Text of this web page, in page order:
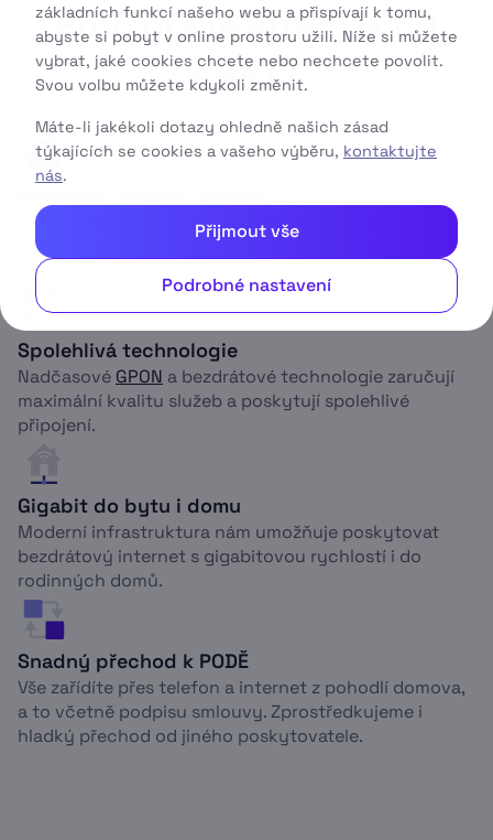
Proč právě internet od
PODY?
Užijte si hraní online her, streamování nebo sledování
videí v nadstandardní kvalitě s minimální latencí (cca
10 ms).
Spolehlivá technologie
Nadčasové GPON a bezdrátové technologie zaručují
maximální kvalitu služeb a poskytují spolehlivé
připojení.
Gigabit do bytu i domu
Moderní infrastruktura nám umožňuje poskytovat
bezdrátový internet s gigabitovou rychlostí i do
rodinných domů.
Snadný přechod k PODĚ
Vše zařídíte přes telefon a internet z pohodlí domova,
a to včetně podpisu smlouvy. Zprostředkujeme i
hladký přechod od jiného poskytovatele.
základních funkcí našeho webu a přispívají k tomu,
abyste si pobyt v online prostoru užili. Níže si můžete
vybrat, jaké cookies chcete nebo nechcete povolit.
Svou volbu můžete kdykoli změnit.
Máte-li jakékoli dotazy ohledně našich zásad
týkajících se cookies a vašeho výběru, kontaktujte
nás.
Přijmout vše
Podrobné nastavení